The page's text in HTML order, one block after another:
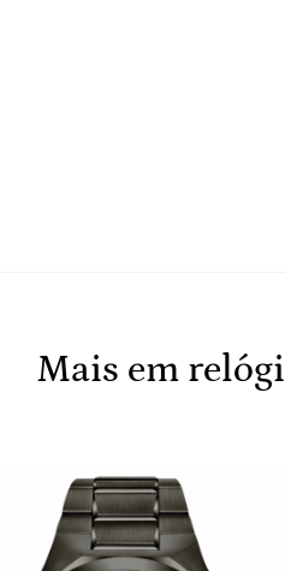
Mais em